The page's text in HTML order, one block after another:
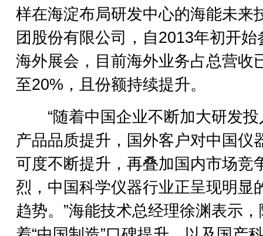
样在海淀布局研发中心的海能未来
团股份有限公司，自2013年初开始
海外展会，目前海外业务占总营收
至20%，且份额持续提升。
“随着中国企业不断加大研发投
产品品质提升，国外客户对中国仪
可度不断提升，再叠加国内市场竞
烈，中国科学仪器行业正呈现明显
趋势。”海能技术总经理徐渊表示，